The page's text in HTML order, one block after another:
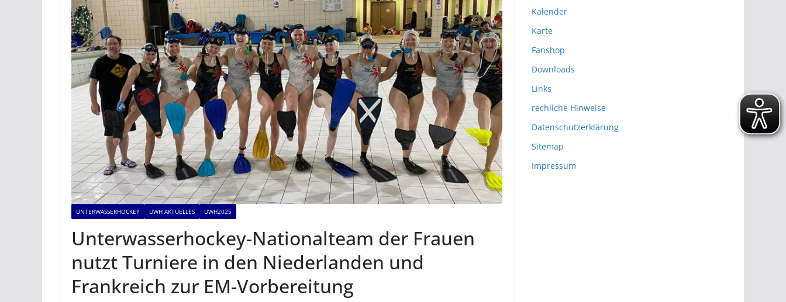
UNTERWASSERHOCKEY UWH AKTUELLES UWH2025
Unterwasserhockey-Nationalteam der Frauen
nutzt Turniere in den Niederlanden und
Frankreich zur EM-Vorbereitung
Kalender
Karte
Fanshop
Downloads
Links
rechliche Hinweise
Datenschutzerklärung
Sitemap
Impressum